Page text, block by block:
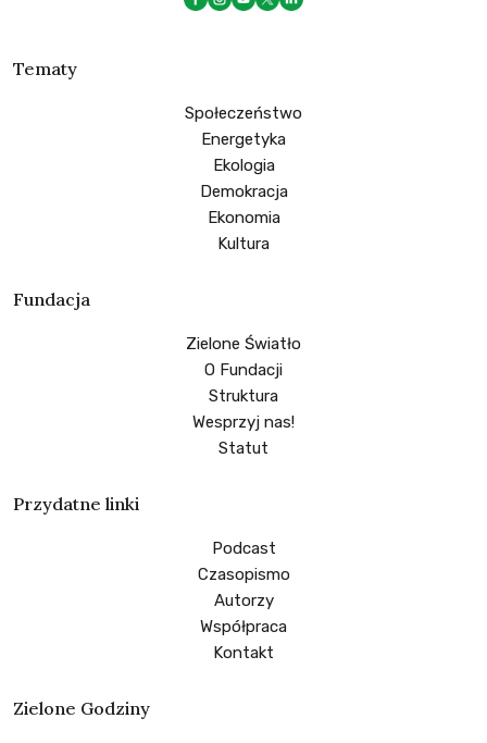
Tematy
Społeczeństwo
Energetyka
Ekologia
Demokracja
Ekonomia
Kultura
Fundacja
Zielone Światło
O Fundacji
Struktura
Wesprzyj nas!
Statut
Przydatne linki
Podcast
Czasopismo
Autorzy
Współpraca
Kontakt
Zielone Godziny